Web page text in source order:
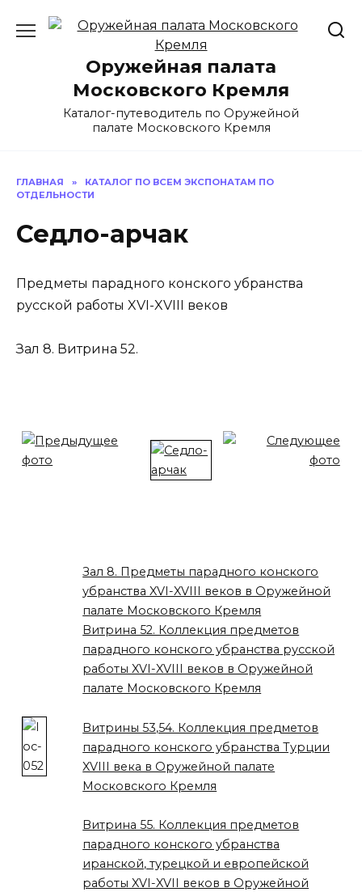
Оружейная палата
Московского Кремля
Каталог-путеводитель по Оружейной
палате Московского Кремля
ГЛАВНАЯ »
КАТАЛОГ ПО ВСЕМ ЭКСПОНАТАМ ПО
ОТДЕЛЬНОСТИ
Седло-арчак
Предметы парадного конского убранства
русской работы XVI-XVIII веков
Зал 8. Витрина 52.
Зал 8. Предметы парадного конского
убранства XVI-XVIII веков в Оружейной
палате Московского Кремля
Витрина 52. Коллекция предметов
парадного конского убранства русской
работы XVI-XVIII веков в Оружейной
палате Московского Кремля
Витрины 53,54. Коллекция предметов
парадного конского убранства Турции
XVIII века в Оружейной палате
Московского Кремля
Витрина 55. Коллекция предметов
парадного конского убранства
иранской, турецкой и европейской
работы XVI-XVII веков в Оружейной